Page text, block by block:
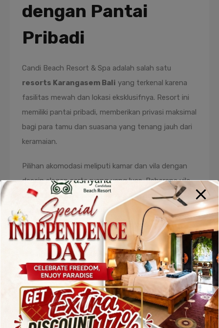
dengan Pantai
Pribadi
Candi Beach Resort & Spa adalah salah satu
resorts Karangasem Bali yang terkenal karena
fasilitas mewah dan lokasi eksklusifnya. Resort ini
memiliki pantai pribadi, memberikan privasi maksimal
bagi para tamu dan suasana yang tenang jauh dari
keramaian.
Pilihan akomodasi meliputi kamar dan vila dengan
desain elegan serta ruang yang luas. Beberapa vila
dilengkapi kolam renang pribadi dan pemandangan
laut yang menakjubkan. Fasilitas resort lainnya
termasuk spa profesional, kolam renang infinity,
pusat kebugaran, dan restoran yang menyajikan
hidangan lokal maupun internasional.
Candi Beach Resort & Spa cocok bagi pasangan
yang sedang berbulan madu, keluarga yang ingin
liburan nyaman, maupun wisatawan yang mencari
pengalaman menginap premium. Sebagai salah satu